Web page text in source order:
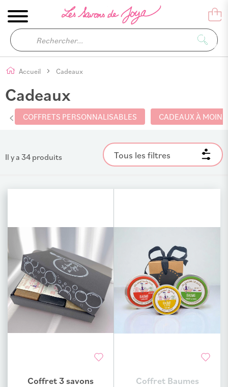
Accueil Cadeaux
Cadeaux
COFFRETS PERSONNALISABLES CADEAUX À
Tous les filtres
Il y a34 produits
Ajouter au comparateur
Coffret 3 savons Ajouter au comparateur
Coffret Baumes